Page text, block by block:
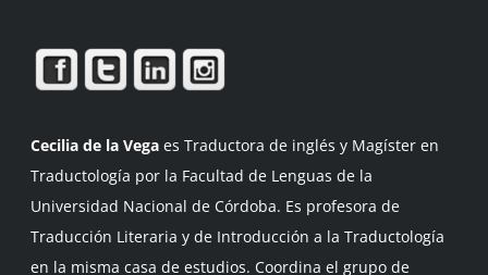
Cecilia de la Vega es Traductora de inglés y Magíster en
Traductología por la Facultad de Lenguas de la
Universidad Nacional de Córdoba. Es profesora de
Traducción Literaria y de Introducción a la Traductología
en la misma casa de estudios. Coordina el grupo de